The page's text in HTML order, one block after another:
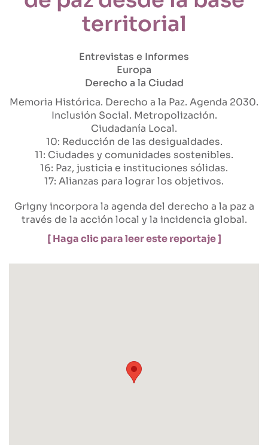
territorial
Entrevistas e Informes
Europa
Derecho a la Ciudad
Memoria Histórica Derecho a la Paz Agenda 2030
Inclusión Social Metropolización
Ciudadanía Local
10: Reducción de las desigualdades
11: Ciudades y comunidades sostenibles
16: Paz, justicia e instituciones sólidas
17: Alianzas para lograr los objetivos
Grigny incorpora la agenda del derecho a la paz a
través de la acción local y la incidencia global.
[ Haga clic para leer este reportaje ]